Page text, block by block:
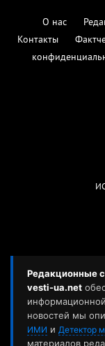
О нас
Контакты
Редакционные
vesti-ua.net
новостей мы
ИМИ и Детектор
материалов